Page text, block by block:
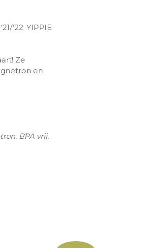
’22: YIPPIE
Ze
en
BPA vrij.